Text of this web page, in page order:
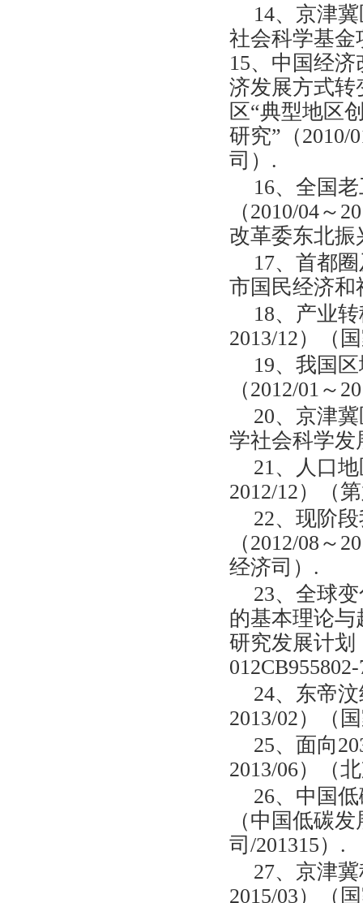
14、京津
社会科学基金
15、中国经
济发展方式
区“典型地区
研究”（2010/
司）.
16、全国
（2010/04～
改革委东北振
17、首都
市国民经济和
18、产业
2013/12）（
19、我国
（2012/01～
20、京津
学社会科学发
21、人口
2012/12）（
22、现阶
（2012/08～
经济司）.
23、全球
的基本理论与
研究发展计
24、东帝
2013/02）（
25、面向
2013/06）（
26、中国
（中国低碳
司/201315）.
27、京津
2015/03）（